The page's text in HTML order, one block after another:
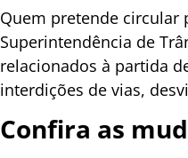
Quem pretende circular
Superintendência de
relacionados à partida
interdições de vias,
Confira as